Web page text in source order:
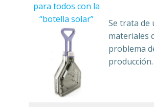
para todos con la
“botella solar”
Se trata de
materiales
problema
producción.